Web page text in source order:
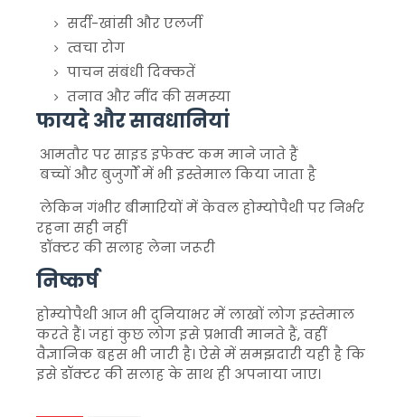
सर्दी-खांसी और एलर्जी
त्वचा रोग
पाचन संबंधी दिक्कतें
तनाव और नींद की समस्या
फायदे और सावधानियां
आमतौर पर साइड इफेक्ट कम माने जाते हैं
बच्चों और बुजुर्गों में भी इस्तेमाल किया जाता है
लेकिन गंभीर बीमारियों में केवल होम्योपैथी पर निर्भर
रहना सही नहीं
डॉक्टर की सलाह लेना जरूरी
निष्कर्ष
होम्योपैथी आज भी दुनियाभर में लाखों लोग इस्तेमाल
करते हैं। जहां कुछ लोग इसे प्रभावी मानते हैं, वहीं
वैज्ञानिक बहस भी जारी है। ऐसे में समझदारी यही है कि
इसे डॉक्टर की सलाह के साथ ही अपनाया जाए।